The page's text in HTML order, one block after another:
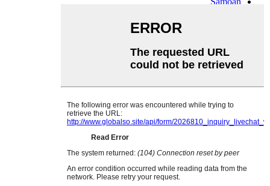
Swahili
Tajik
Telugu
Ukrainian
Urdu
Welsh
Xhosa
Yiddish